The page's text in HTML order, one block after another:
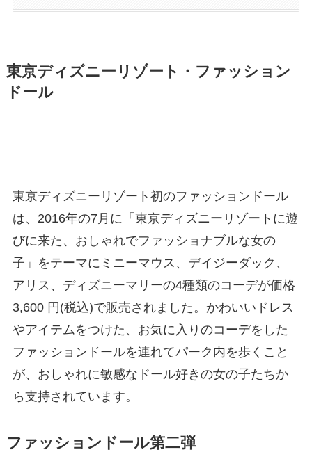
東京ディズニーリゾート・ファッション
ドール
東京ディズニーリゾート初のファッションドール
は、2016年の7月に「東京ディズニーリゾートに遊
びに来た、おしゃれでファッショナブルな女の
子」をテーマにミニーマウス、デイジーダック、
アリス、ディズニーマリーの4種類のコーデが価格
3,600 円(税込)で販売されました。かわいいドレス
やアイテムをつけた、お気に入りのコーデをした
ファッションドールを連れてパーク内を歩くこと
が、おしゃれに敏感なドール好きの女の子たちか
ら支持されています。
ファッションドール第二弾